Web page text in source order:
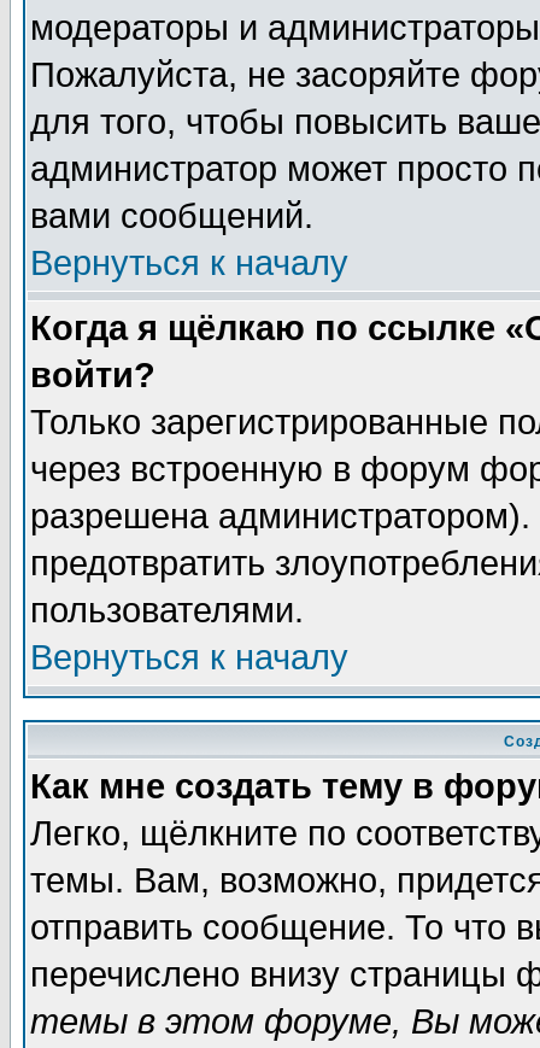
модераторы и
Пожалуйста, не засоряйте
для того, чтобы повысить
администратор может просто
вами сообщений.
Вернуться к началу
Когда я щёлкаю по ссылке
войти?
Только зарегистрированные
через встроенную в форум
разрешена
предотвратить
пользователями.
Вернуться к началу
Как мне создать тему в
Легко, щёлкните по
темы. Вам, возможно,
отправить сообщение. То что
перечислено внизу страницы
темы в этом форуме, Вы